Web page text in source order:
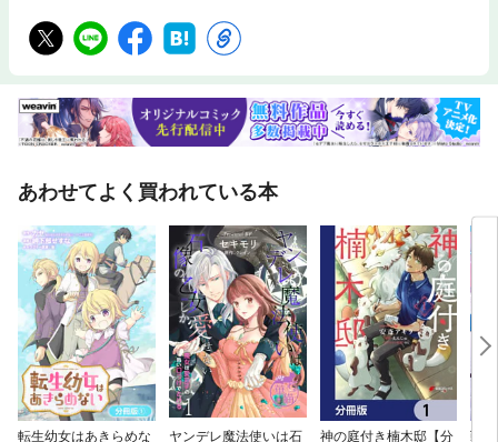
あわせてよく買われている本
転生幼女はあきらめな
ヤンデレ魔法使いは石
神の庭付き楠木邸【分
戦